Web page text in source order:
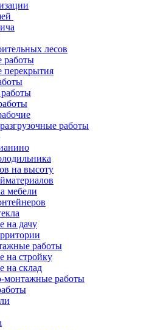
лесов
работы
работы
на высоту
мебели
на дачу
работы
на стройку
на склад
монтажные работы